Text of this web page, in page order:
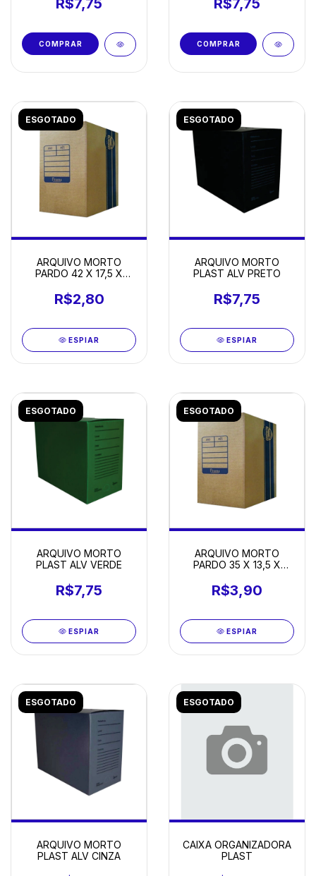
R$7,75 R$7,75
ESGOTADO
ARQUIVO MORTO
PARDO 42 X 17,5 X
R$2,80
ESPIAR
ESGOTADO
ARQUIVO MORTO
PLAST ALV PRETO
R$7,75
ESPIAR
ESGOTADO
ARQUIVO MORTO
PLAST ALV VERDE
R$7,75
ESPIAR
ESGOTADO
ARQUIVO MORTO
PARDO 35 X 13,5 X
R$3,90
ESPIAR
ESGOTADO
ARQUIVO MORTO
PLAST ALV CINZA
ESGOTADO
CAIXA ORGANIZADORA
PLAST